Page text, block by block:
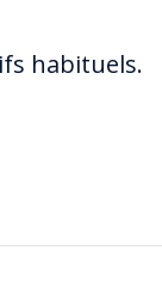
habituels.